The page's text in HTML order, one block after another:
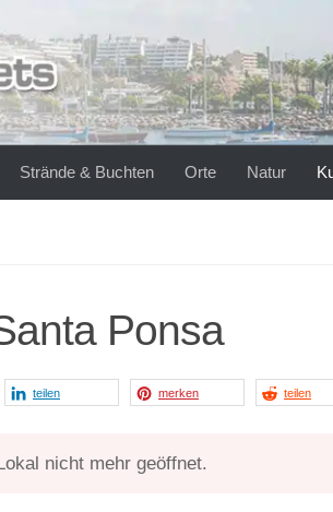
Strände & Buchten Orte Natur
Ponsa
teilen merken teilen
nicht mehr geöffnet.